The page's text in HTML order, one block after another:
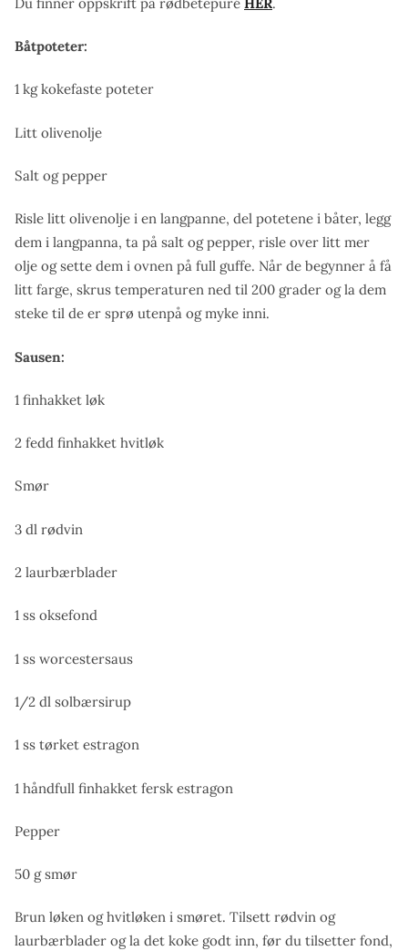
Båtpoteter:
1 kg kokefaste poteter
Litt olivenolje
Salt og pepper
Risle litt olivenolje i en langpanne, del potetene i båter, legg
dem i langpanna, ta på salt og pepper, risle over litt mer
olje og sette dem i ovnen på full guffe. Når de begynner å få
litt farge, skrus temperaturen ned til 200 grader og la dem
steke til de er sprø utenpå og myke inni.
Sausen:
1 finhakket løk
2 fedd finhakket hvitløk
Smør
3 dl rødvin
2 laurbærblader
1 ss oksefond
1 ss worcestersaus
1/2 dl solbærsirup
1 ss tørket estragon
1 håndfull finhakket fersk estragon
Pepper
50 g smør
Brun løken og hvitløken i smøret. Tilsett rødvin og
laurbærblader og la det koke godt inn, før du tilsetter fond,